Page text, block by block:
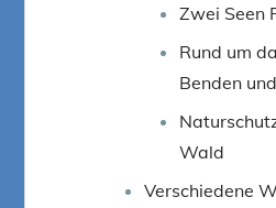
Zwei Seen
Rund um
Benden
Wald
Verschiedene